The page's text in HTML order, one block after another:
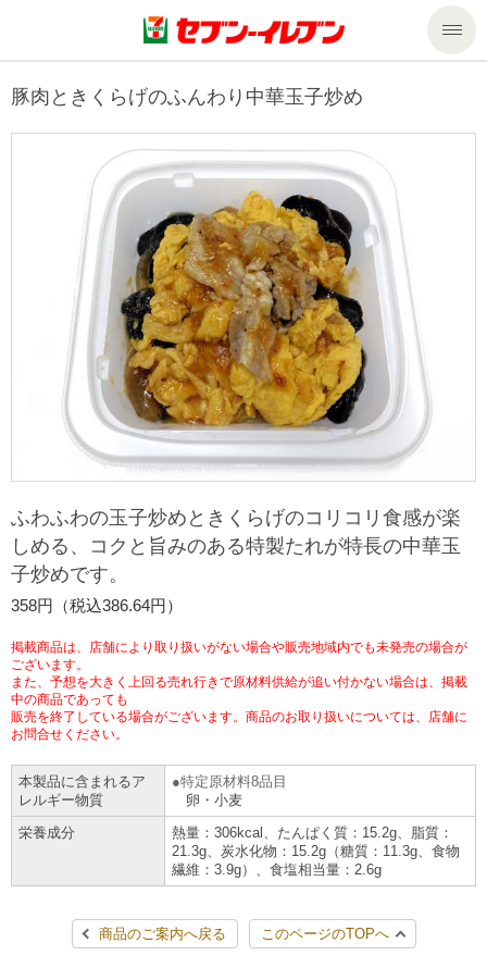
商品のご案内
商品のご案内トップ
今週の新商品
来週の新商品
商品カテゴリ一覧
セブンプレミアム
食の安全・安心への取組み
ギフト
プリペイドカード・金券
ニンテンドー・ダウンロードカード
セール・キャンペーン
サービス
サービストップ
nanacoトップ
マルチコピー機でできること
マルチコピー機でできることトップ
コピー
プリント
スキャン
ファクス
チケット
プリペイドサービス
スポーツ振興くじ
行政サービス
便利なサービス
宅配便
切手・はがき・印紙
セブン銀行ATM
ご利用可能なお支払い方法
スマホプリペイド
レジでApple Accountにチャージ
オンラインフォトサービス
チケットサービス
セブンチケット
イープラス
JTB
セブン‐イレブンでお受取り
セブンネットショッピング
企業情報トップ
ニュースリリース
ごあいさつ
企業理念
会社概要
貸借対照表・損益計算書
沿革
国内店舗数
売上高、店舗数推移
セブン‐イレブンの海外事業
データで見るセブン‐イレブン
私たちの取組み
サステナビリティ
サステナビリティトップ
セブン＆アイ・ホールディングスの重点課題
サステナビリティ活動基本方針
サステナビリティ推進体制
GREEN CHALLENGE 2050
4VISIONS
サステナビリティニュース
サステナビリティレポート
報告書ライブラリー
加盟店オーナー募集 物件募集・購入
アルバイト情報
店舗検索
お問い合わせ
Language
English (Corporate)
English (Services)
简体中文(服务)
한국어(서비스)
豚肉ときくらげのふんわり中華玉子炒め
ふわふわの玉子炒めときくらげのコリコリ食感が楽
しめる、コクと旨みのある特製たれが特長の中華玉
子炒めです。
358円（税込386.64円）
掲載商品は、店舗により取り扱いがない場合や販売地域内でも未発売の場合が
ございます。
また、予想を大きく上回る売れ行きで原材料供給が追い付かない場合は、掲載
中の商品であっても
販売を終了している場合がございます。商品のお取り扱いについては、店舗に
お問合せください。
本製品に含まれるア
レルギー物質
特定原材料8品目
卵・小麦
栄養成分
熱量：306kcal、たんぱく質：15.2g、脂質：
21.3g、炭水化物：15.2g（糖質：11.3g、食物
繊維：3.9g）、食塩相当量：2.6g
商品のご案内へ戻る このページのTOPへ